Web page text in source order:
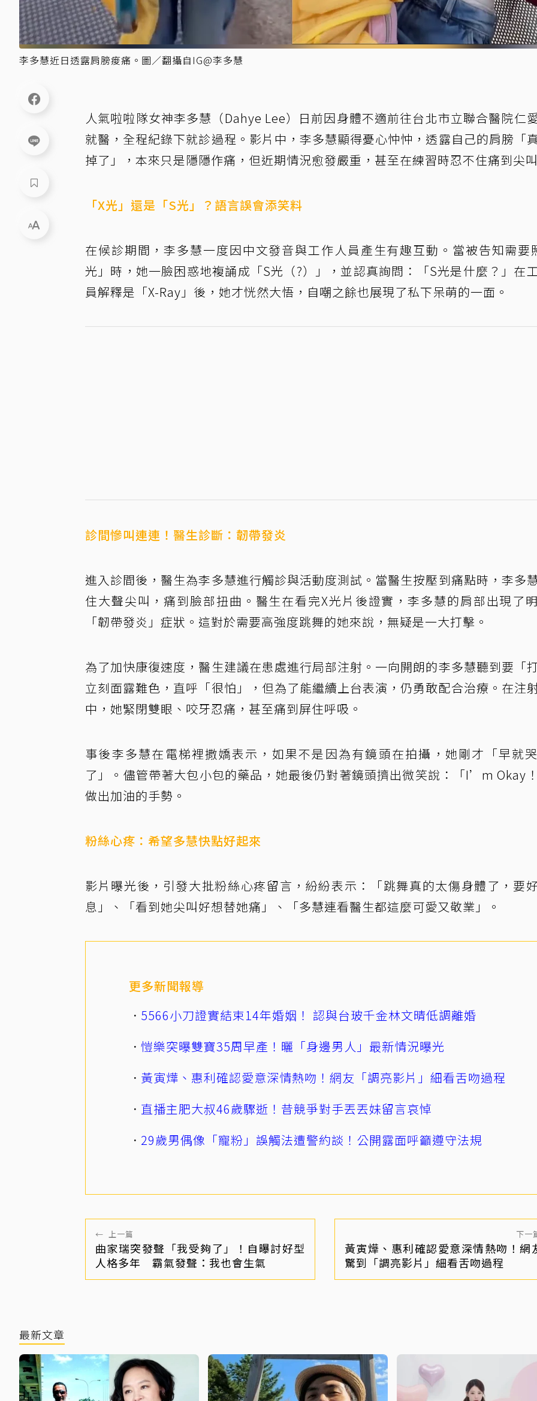
李多慧近日透露肩膀痠痛。圖／翻攝自IG@李多慧
人氣啦啦隊女神李多慧（Dahye Lee）日前因身體不適前往台北市立聯合醫院仁
就醫，全程紀錄下就診過程。影片中，李多慧顯得憂心忡忡，透露自己的肩膀「
掉了」，本來只是隱隱作痛，但近期情況愈發嚴重，甚至在練習時忍不住痛到尖
「X光」還是「S光」？語言誤會添笑料
在候診期間，李多慧一度因中文發音與工作人員產生有趣互動。當被告知需要
光」時，她一臉困惑地複誦成「S光（?）」，並認真詢問：「S光是什麼？」在
員解釋是「X-Ray」後，她才恍然大悟，自嘲之餘也展現了私下呆萌的一面。
診間慘叫連連！醫生診斷：韌帶發炎
進入診間後，醫生為李多慧進行觸診與活動度測試。當醫生按壓到痛點時，李多
住大聲尖叫，痛到臉部扭曲。醫生在看完X光片後證實，李多慧的肩部出現了
「韌帶發炎」症狀。這對於需要高強度跳舞的她來說，無疑是一大打擊。
為了加快康復速度，醫生建議在患處進行局部注射。一向開朗的李多慧聽到要「
立刻面露難色，直呼「很怕」，但為了能繼續上台表演，仍勇敢配合治療。在注
中，她緊閉雙眼、咬牙忍痛，甚至痛到屏住呼吸。
事後李多慧在電梯裡撒嬌表示，如果不是因為有鏡頭在拍攝，她剛才「早就
了」。儘管帶著大包小包的藥品，她最後仍對著鏡頭擠出微笑說：「I’m Okay
做出加油的手勢。
粉絲心疼：希望多慧快點好起來
影片曝光後，引發大批粉絲心疼留言，紛紛表示：「跳舞真的太傷身體了，要
息」、「看到她尖叫好想替她痛」、「多慧連看醫生都這麼可愛又敬業」。
更多新聞報導
5566小刀證實結束14年婚姻！ 認與台玻千金林文晴低調離婚
愷樂突曝雙寶35周早產！曬「身邊男人」最新情況曝光
黃寅燁、惠利確認愛意深情熱吻！網友「調亮影片」細看舌吻過程
直播主肥大叔46歲驟逝！昔競爭對手丟丟妹留言哀悼
29歲男偶像「寵粉」誤觸法遭警約談！公開露面呼籲遵守法規
← 上一篇
曲家瑞突發聲「我受夠了」！自曝討好型
人格多年 霸氣發聲：我也會生氣
下一
黃寅燁、惠利確認愛意深情熱吻！網
驚到「調亮影片」細看舌吻過程
最新文章